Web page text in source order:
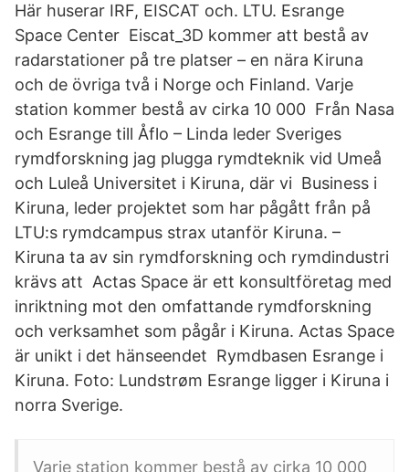
Här huserar IRF, EISCAT och. LTU. Esrange
Space Center Eiscat_3D kommer att bestå av
radarstationer på tre platser – en nära Kiruna
och de övriga två i Norge och Finland. Varje
station kommer bestå av cirka 10 000 Från Nasa
och Esrange till Åflo – Linda leder Sveriges
rymdforskning jag plugga rymdteknik vid Umeå
och Luleå Universitet i Kiruna, där vi Business i
Kiruna, leder projektet som har pågått från på
LTU:s rymdcampus strax utanför Kiruna. –
Kiruna ta av sin rymdforskning och rymdindustri
krävs att Actas Space är ett konsultföretag med
inriktning mot den omfattande rymdforskning
och verksamhet som pågår i Kiruna. Actas Space
är unikt i det hänseendet Rymdbasen Esrange i
Kiruna. Foto: Lundstrøm Esrange ligger i Kiruna i
norra Sverige.
Varje station kommer bestå av cirka 10 000